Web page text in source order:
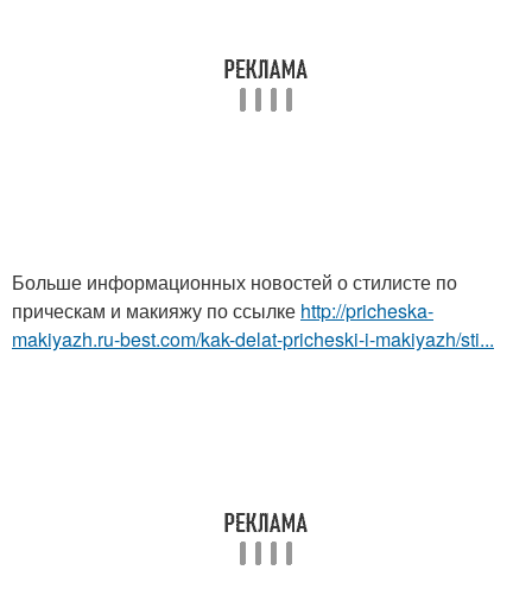
Больше информационных новостей о стилисте по
прическам и макияжу по ссылке http://pricheska-
makiyazh.ru-best.com/kak-delat-pricheski-i-makiyazh/sti...